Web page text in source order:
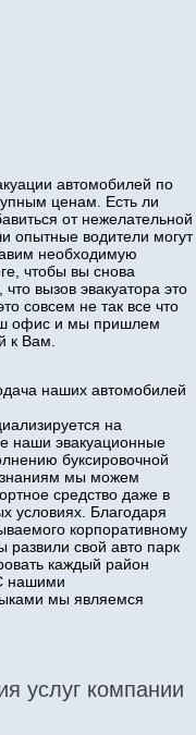
автомобилей по
ценам. Есть ли
от нежелательной
опытные водители могут
необходимую
чтобы вы снова
вызов эвакуатора это
совсем не так все что
офис и мы пришлем
к Вам.
наших автомобилей
на
наши эвакуационные
буксировочной
мы можем
средство даже в
условиях. Благодаря
корпоративному
развили свой авто парк
каждый район
нашими
мы являемся
услуг компании